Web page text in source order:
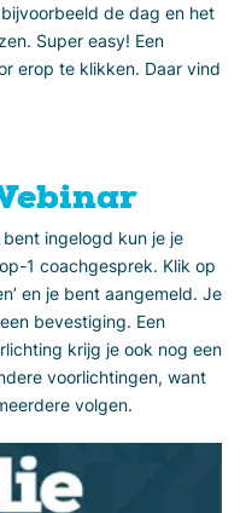
de dag en het
Super easy! Een
erop te klikken. Daar vind
ingelogd kun je je
1 coachgesprek. Klik op
en je bent aangemeld. Je
bevestiging. Een
krijg je ook nog een
voorlichtingen, want
volgen.